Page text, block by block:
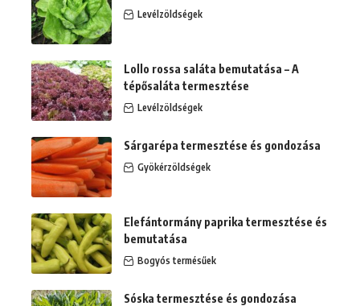
Levélzöldségek
Lollo rossa saláta bemutatása – A
tépősaláta termesztése
Levélzöldségek
Sárgarépa termesztése és gondozása
Gyökérzöldségek
Elefántormány paprika termesztése és
bemutatása
Bogyós termésűek
Sóska termesztése és gondozása